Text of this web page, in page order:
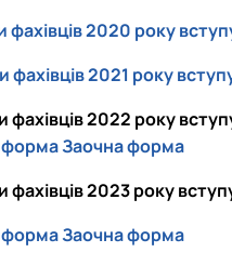
2020 року
2021 року
2022 року
формаЗаочна форма
2023 року
формаЗаочна форма